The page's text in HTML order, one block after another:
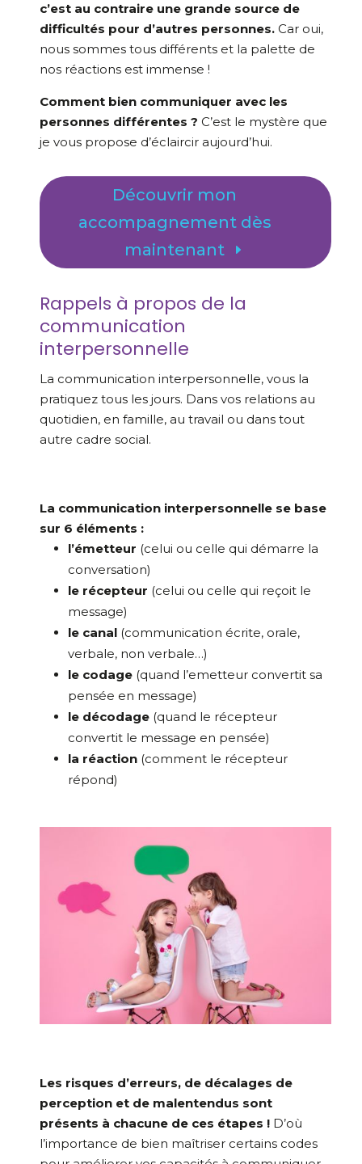
c’est au contraire une grande source de
difficultés pour d’autres personnes.Car oui,
nous sommes tous différents et la palette de
nos réactions est immense !
Comment bien communiquer avec les
personnes différentes ? C’est le mystère que
je vous propose d’éclaircir aujourd’hui.
Découvrir mon
accompagnement dès
maintenant
Rappels à propos de la
communication
interpersonnelle
La communication interpersonnelle, vous la
pratiquez tous les jours. Dans vos relations au
quotidien, en famille, au travail ou dans tout
autre cadre social.
La communication interpersonnelle se base
sur 6 éléments :
l’émetteur (celui ou celle qui démarre la
conversation)
le récepteur (celui ou celle qui reçoit le
message)
le canal(communication écrite, orale,
verbale, non verbale…)
le codage(quand l’emetteur convertit sa
pensée en message)
le décodage(quand le récepteur
convertit le message en pensée)
la réaction(comment le récepteur
répond)
Les risques d’erreurs, de décalages de
perception et de malentendus sont
présents à chacune de ces étapes !D’où
l’importance de bien maîtriser certains codes